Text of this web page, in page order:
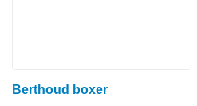
Berthoud boxer